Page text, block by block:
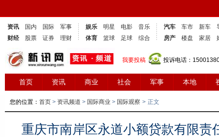
资讯 国内 国际
军事
财经
股票 证券 理财
娱乐 明星 电影
音乐
体育
篮球 足球 综合
汽车 车市 新车
房产
楼盘 家居
我要投稿 投诉电话：
首页 资讯 商业 社会 军事 本地
您的位置： 首页 > 资讯频道 > 国际商业 > 国际观察 > 正文
重庆市南岸区永道小额贷款有限责